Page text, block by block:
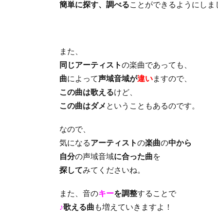
簡単に探す、調べることができるようにしま
また、
同じアーティストの楽曲であっても、
曲によって声域音域が違いますので、
この曲は歌えるけど、
この曲はダメ ということもあるのです。
なので、
気になるアーティストの楽曲の中から
自分の声域音域に合った曲を
探してみてくださいね。
また、音のキーを調整することで
♪歌える曲 も増えていきますよ！